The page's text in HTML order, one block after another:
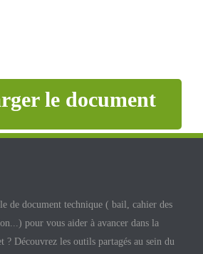
le document
de document technique ( bail, cahier des
pour vous aider à avancer dans la
? Découvrez les outils partagés au sein du